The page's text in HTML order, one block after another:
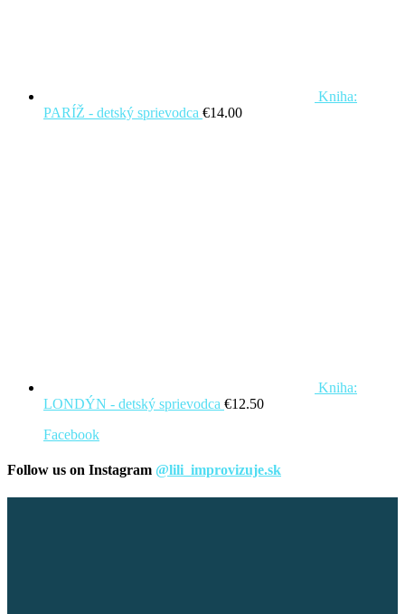
Kniha:
PARÍŽ - detský sprievodca €14.00
Kniha:
LONDÝN - detský sprievodca €12.50
Facebook
Follow us on Instagram @lili_improvizuje.sk